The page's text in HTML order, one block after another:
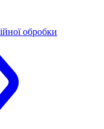
обробки